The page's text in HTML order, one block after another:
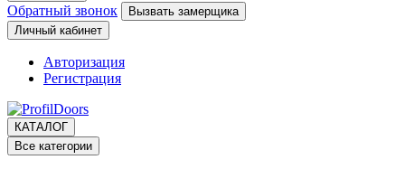
Обратный звонок
Вызвать замерщика
Личный кабинет
Авторизация
Регистрация
КАТАЛОГ
Все категории